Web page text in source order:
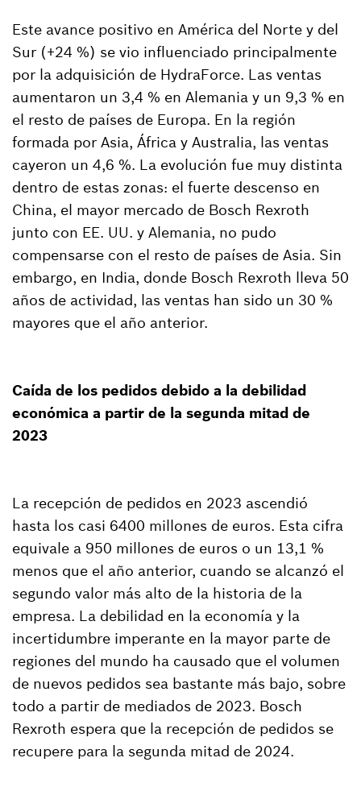
Este avance positivo en América del Norte y del
Sur (+24 %) se vio influenciado principalmente
por la adquisición de HydraForce. Las ventas
aumentaron un 3,4 % en Alemania y un 9,3 % en
el resto de países de Europa. En la región
formada por Asia, África y Australia, las ventas
cayeron un 4,6 %. La evolución fue muy distinta
dentro de estas zonas: el fuerte descenso en
China, el mayor mercado de Bosch Rexroth
junto con EE. UU. y Alemania, no pudo
compensarse con el resto de países de Asia. Sin
embargo, en India, donde Bosch Rexroth lleva 50
años de actividad, las ventas han sido un 30 %
mayores que el año anterior.
Caída de los pedidos debido a la debilidad
económica a partir de la segunda mitad de
2023
La recepción de pedidos en 2023 ascendió
hasta los casi 6400 millones de euros. Esta cifra
equivale a 950 millones de euros o un 13,1 %
menos que el año anterior, cuando se alcanzó el
segundo valor más alto de la historia de la
empresa. La debilidad en la economía y la
incertidumbre imperante en la mayor parte de
regiones del mundo ha causado que el volumen
de nuevos pedidos sea bastante más bajo, sobre
todo a partir de mediados de 2023. Bosch
Rexroth espera que la recepción de pedidos se
recupere para la segunda mitad de 2024.